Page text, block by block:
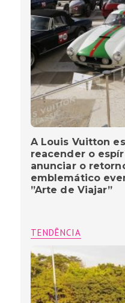
A Louis Vuitton
reacender o
anunciar o
emblemático
”Arte de Viajar”
TENDÊNCIA